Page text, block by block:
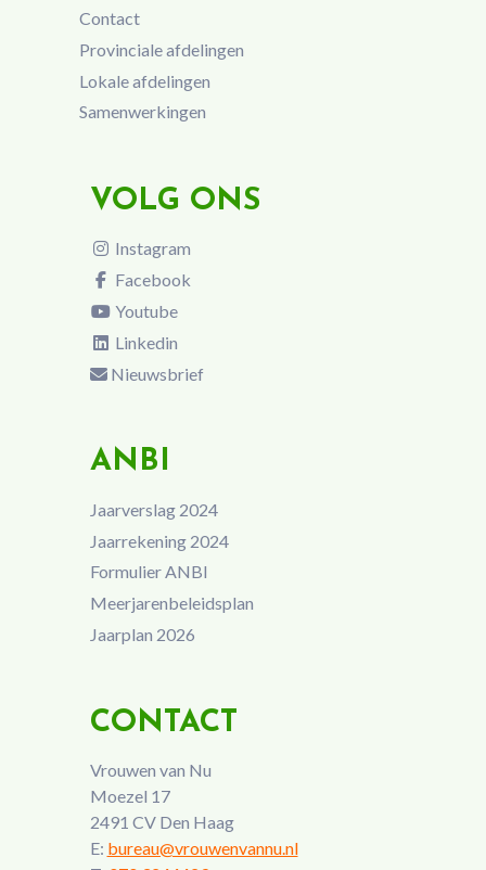
Contact
Provinciale afdelingen
Lokale afdelingen
Samenwerkingen
VOLG ONS
Instagram
Facebook
Youtube
Linkedin
Nieuwsbrief
ANBI
Jaarverslag 2024
Jaarrekening 2024
Formulier ANBI
Meerjarenbeleidsplan
Jaarplan 2026
CONTACT
Vrouwen van Nu
Moezel 17
2491 CV Den Haag
E: bureau@vrouwenvannu.nl